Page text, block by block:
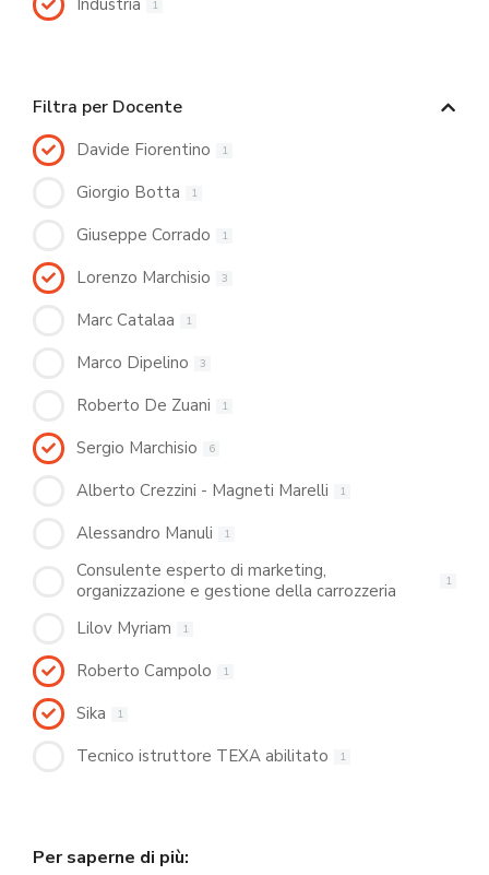
Industria 1
Filtra per Docente
Davide Fiorentino 1
Giorgio Botta 1
Giuseppe Corrado 1
Lorenzo Marchisio 3
Marc Catalaa 1
Marco Dipelino 3
Roberto De Zuani 1
Sergio Marchisio 6
Alberto Crezzini - Magneti Marelli 1
Alessandro Manuli 1
Consulente esperto di marketing,
organizzazione e gestione della carrozzeria
1
Lilov Myriam 1
Roberto Campolo 1
Sika 1
Tecnico istruttore TEXA abilitato 1
Per saperne di più: